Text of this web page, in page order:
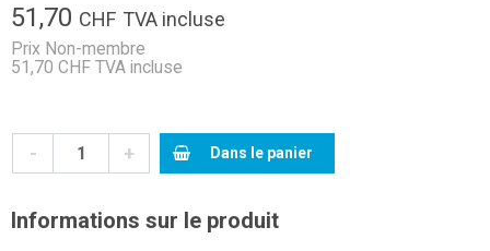
51,70 CHF TVA incluse
Prix Non-membre
51,70 CHF TVA incluse
- + Dans le panier
Informations sur le produit